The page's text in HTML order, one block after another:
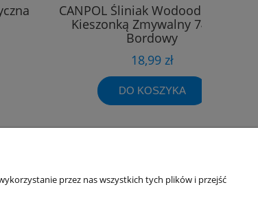
CANPOL Śliniak Wodoodporny Z
Kieszonką Zmywalny 74/027
Bordowy
18,99 zł
DO KOSZYKA
Informacje o sklepieprzez nas wszystkich tych plików i przejść